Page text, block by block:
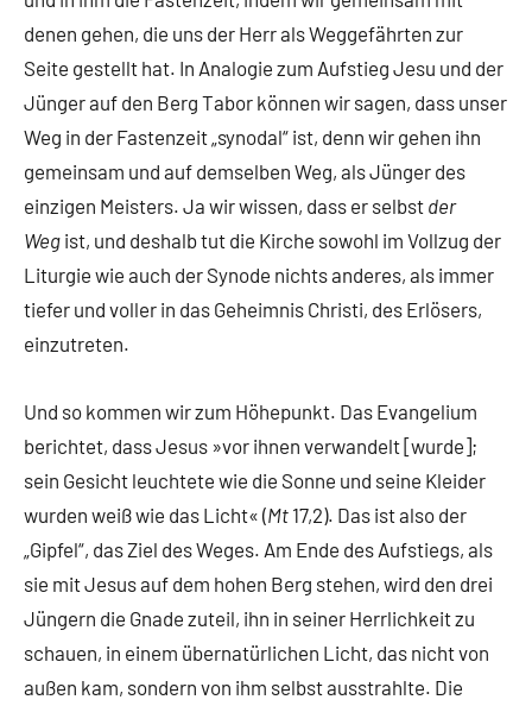
denen gehen, die uns der Herr als Weggefährten zur
Seite gestellt hat. In Analogie zum Aufstieg Jesu und der
Jünger auf den Berg Tabor können wir sagen, dass unser
Weg in der Fastenzeit „synodal“ ist, denn wir gehen ihn
gemeinsam und auf demselben Weg, als Jünger des
einzigen Meisters. Ja wir wissen, dass er selbst der
Weg ist, und deshalb tut die Kirche sowohl im Vollzug der
Liturgie wie auch der Synode nichts anderes, als immer
tiefer und voller in das Geheimnis Christi, des Erlösers,
einzutreten.
Und so kommen wir zum Höhepunkt. Das Evangelium
berichtet, dass Jesus »vor ihnen verwandelt [wurde];
sein Gesicht leuchtete wie die Sonne und seine Kleider
wurden weiß wie das Licht« (Mt 17,2). Das ist also der
„Gipfel“, das Ziel des Weges. Am Ende des Aufstiegs, als
sie mit Jesus auf dem hohen Berg stehen, wird den drei
Jüngern die Gnade zuteil, ihn in seiner Herrlichkeit zu
schauen, in einem übernatürlichen Licht, das nicht von
außen kam, sondern von ihm selbst ausstrahlte. Die